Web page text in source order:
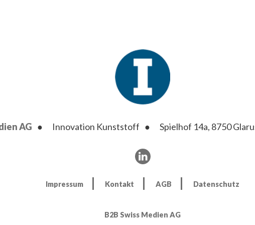
AG Innovation Kunststoff Spielhof 14a, 8750
Impressum Kontakt AGB Datenschutz
B2B Swiss Medien AG